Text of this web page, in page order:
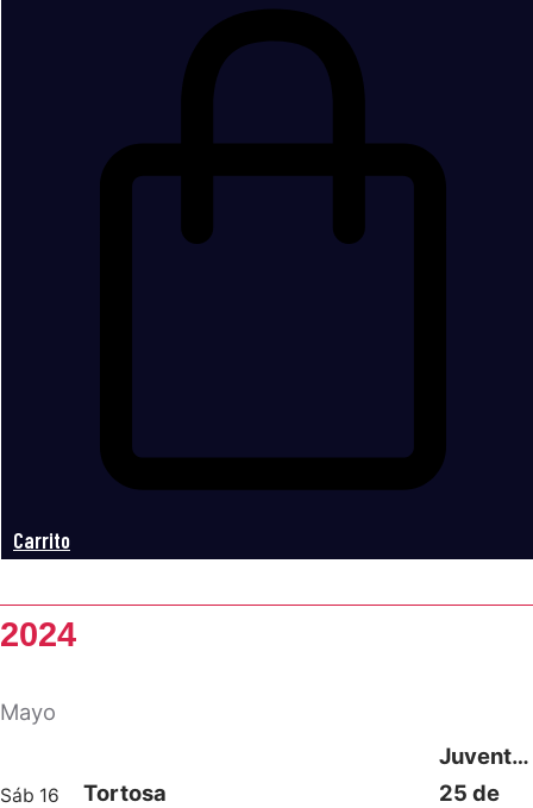
Carrito
2024
Mayo
Sáb 16
Tortosa
25 de